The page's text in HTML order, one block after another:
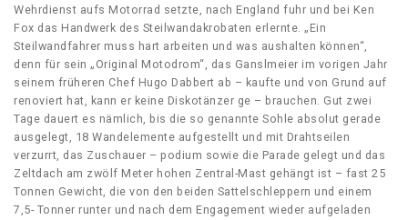
Wehrdienst aufs Motorrad setzte, nach England fuhr und bei Ken
Fox das Handwerk des Steilwandakrobaten erlernte. „Ein
Steilwandfahrer muss hart arbeiten und was aushalten können“,
denn für sein „Original Motodrom“, das Ganslmeier im vorigen Jahr
seinem früheren Chef Hugo Dabbert ab – kaufte und von Grund auf
renoviert hat, kann er keine Diskotänzer ge – brauchen. Gut zwei
Tage dauert es nämlich, bis die so genannte Sohle absolut gerade
ausgelegt, 18 Wandelemente aufgestellt und mit Drahtseilen
verzurrt, das Zuschauer – podium sowie die Parade gelegt und das
Zeltdach am zwölf Meter hohen Zentral-Mast gehängt ist – fast 25
Tonnen Gewicht, die von den beiden Sattelschleppern und einem
7,5- Tonner runter und nach dem Engagement wieder aufgeladen